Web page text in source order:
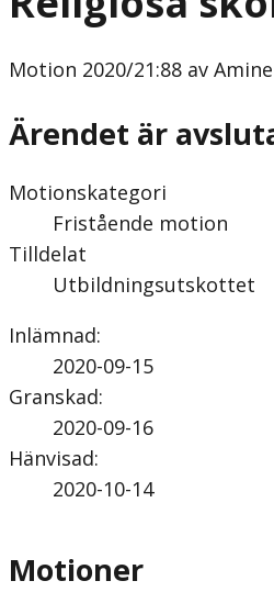
Motion 2020/21:88 av
Ärendet är
Motionskategori
Fristående motion
Tilldelat
Utbildningsutskottet
Inlämnad:
2020-09-15
Granskad:
2020-09-16
Hänvisad:
2020-10-14
Motioner